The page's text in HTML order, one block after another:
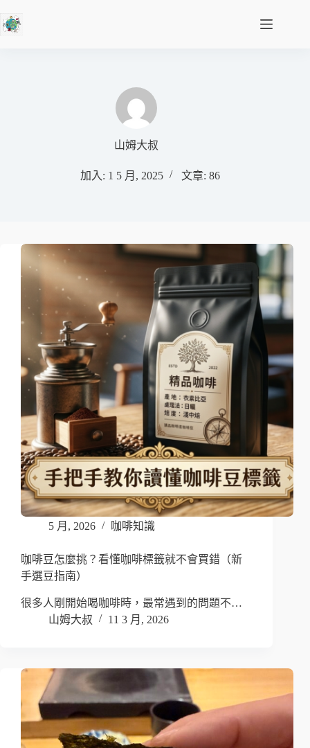
山姆大叔
加入: 1 5 月, 2025 文章: 86
5 月, 2026 咖啡知識
咖啡豆怎麼挑？看懂咖啡標籤就不會買錯（新
手選豆指南）
很多人剛開始喝咖啡時，最常遇到的問題不…
山姆大叔
11 3 月, 2026